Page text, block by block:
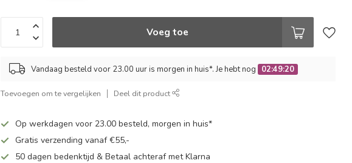
Voeg toe
Vandaag besteld voor 23.00 uur is morgen in huis*. Je hebt nog 02:49:19
Toevoegen om te vergelijken Deel dit product
Op werkdagen voor 23.00 besteld, morgen in huis*
Gratis verzending vanaf €55,-
50 dagen bedenktijd & Betaal achteraf met Klarna